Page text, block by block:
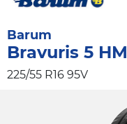
Barum
Bravuris 5 HM
225/55 R16 95V